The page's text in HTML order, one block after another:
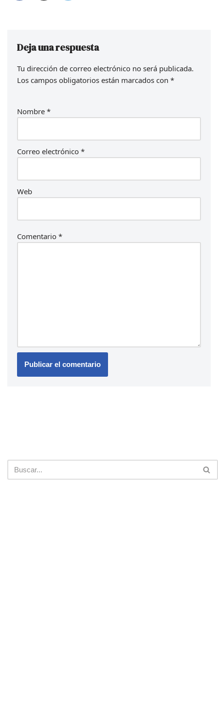
Deja una respuesta
Tu dirección de correo electrónico no será publicada.
Los campos obligatorios están marcados con *
Nombre *
Correo electrónico *
Web
Comentario *